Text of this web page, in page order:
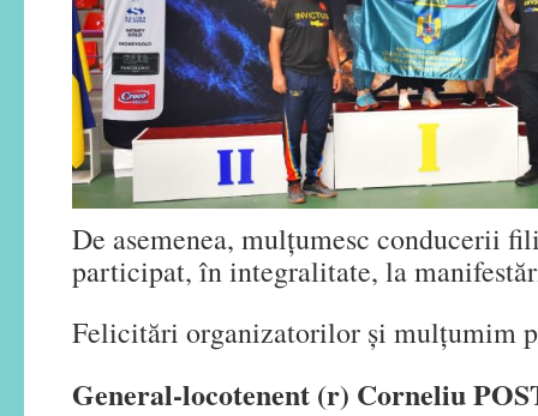
De asemenea, mulțumesc conducerii
participat, în integralitate, la
Felicitări organizatorilor și mulțumim
General-locotenent (r) Corneliu